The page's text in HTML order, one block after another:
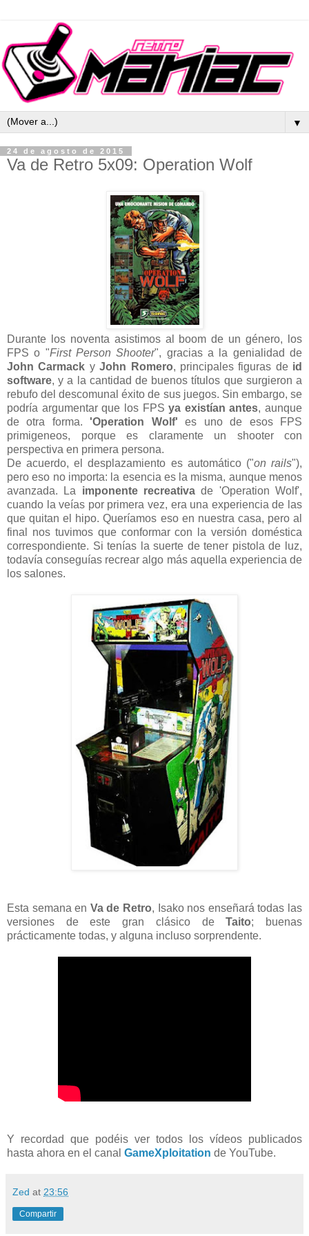
▼
24 de agosto de 2015
Va de Retro 5x09: Operation Wolf
Durante los noventa asistimos al boom de un género, los
FPS o "First Person Shooter", gracias a la genialidad de
John Carmack yJohn Romero, principales figuras de id
software, y a la cantidad de buenos títulos que surgieron a
rebufo del descomunal éxito de sus juegos. Sin embargo, se
podría argumentar que los FPSya existían antes, aunque
de otra forma. 'Operation Wolf' es uno de esos FPS
primigeneos, porque es claramente un shooter con
perspectiva en primera persona.
De acuerdo, el desplazamiento es automático ("on rails"),
pero eso no importa: la esencia es la misma, aunque menos
avanzada. La imponente recreativade 'Operation Wolf',
cuando la veías por primera vez, era una experiencia de las
que quitan el hipo. Queríamos eso en nuestra casa, pero al
final nos tuvimos que conformar con la versión doméstica
correspondiente. Si tenías la suerte de tener pistola de luz,
todavía conseguías recrear algo más aquella experiencia de
los salones.
Esta semana en Va de Retro, Isako nos enseñará todas las
versiones de este gran clásico deTaito; buenas
prácticamente todas, y alguna incluso sorprendente.
Y recordad que podéis ver todos los vídeos publicados
hasta ahora en el canal GameXploitation de YouTube.
Zed at 23:56
Compartir